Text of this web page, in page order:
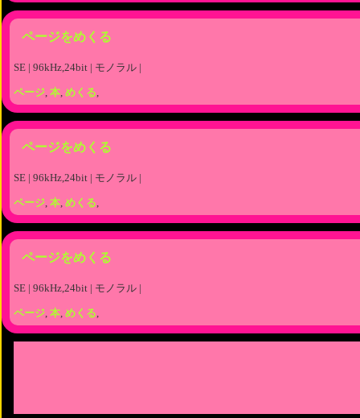
ページをめくる
SE | 96kHz,24bit | モノラル |
ページ, 本, めくる,
ページをめくる
SE | 96kHz,24bit | モノラル |
ページ, 本, めくる,
ページをめくる
SE | 96kHz,24bit | モノラル |
ページ, 本, めくる,